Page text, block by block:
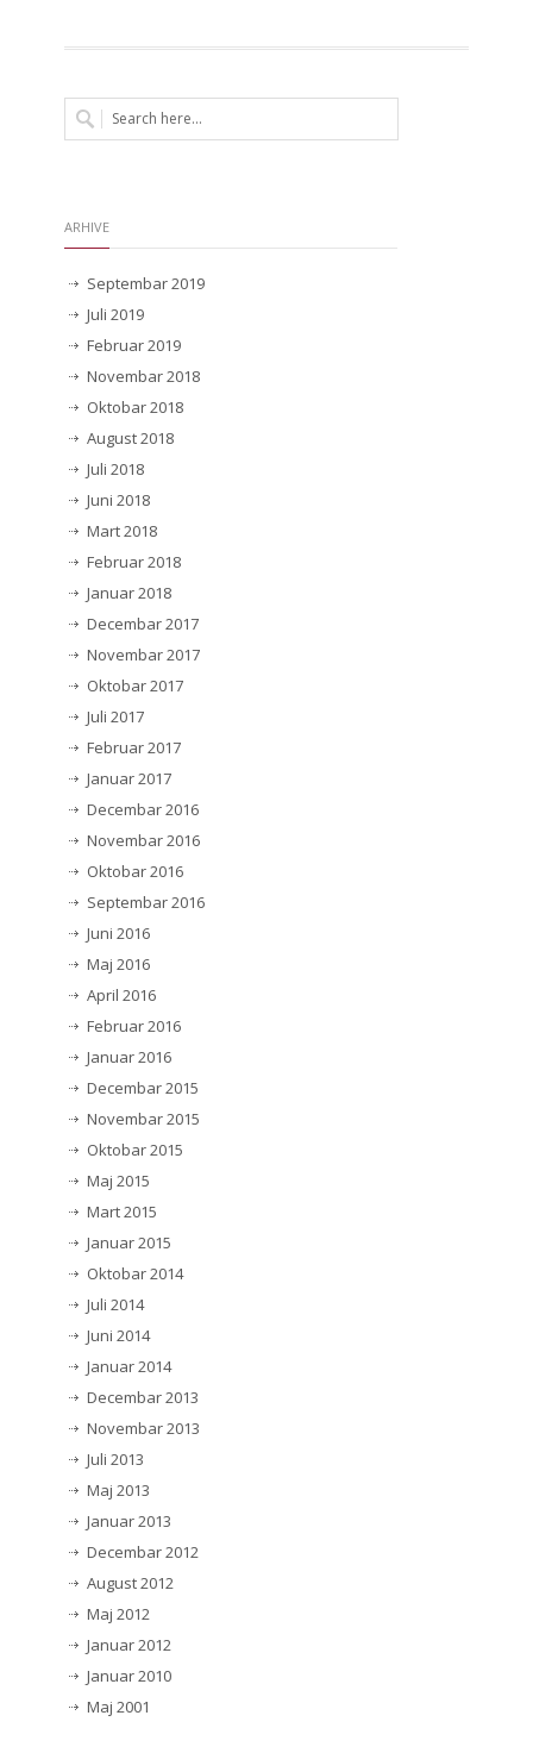
ARHIVE
Septembar 2019
Juli 2019
Februar 2019
Novembar 2018
Oktobar 2018
August 2018
Juli 2018
Juni 2018
Mart 2018
Februar 2018
Januar 2018
Decembar 2017
Novembar 2017
Oktobar 2017
Juli 2017
Februar 2017
Januar 2017
Decembar 2016
Novembar 2016
Oktobar 2016
Septembar 2016
Juni 2016
Maj 2016
April 2016
Februar 2016
Januar 2016
Decembar 2015
Novembar 2015
Oktobar 2015
Maj 2015
Mart 2015
Januar 2015
Oktobar 2014
Juli 2014
Juni 2014
Januar 2014
Decembar 2013
Novembar 2013
Juli 2013
Maj 2013
Januar 2013
Decembar 2012
August 2012
Maj 2012
Januar 2012
Januar 2010
Maj 2001